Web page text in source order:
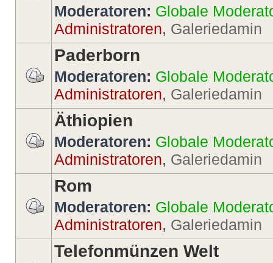
Moderatoren: Globale
Administratoren, Galeriedamin
Paderborn
Moderatoren: Globale
Administratoren, Galeriedamin
Äthiopien
Moderatoren: Globale
Administratoren, Galeriedamin
Rom
Moderatoren: Globale
Administratoren, Galeriedamin
Telefonmünzen Welt